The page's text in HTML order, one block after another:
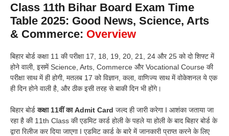
Class 11th Bihar Board Exam Time
Table 2025: Good News, Science, Arts
& Commerce: Overview
बिहार बोर्ड कक्षा 11 की परीक्षा 17, 18, 19, 20, 21, 24 और 25 को दो शिफ्ट में
होने वाली, इसमें Science, Arts, Commerce और Vocational Course की
परीक्षा साथ में ही होगी, मतलब 17 को विज्ञान, कला, वाणिज्य साथ में वोकेशनल ये एक
ही दिन होने वाली है, और ठीक इसी तरह से बाकी दिन भी होंगे।
बिहार बोर्डकक्षा 11वीं का Admit Card जल्द ही जारी करेगा I आशंका जताया जा
रहा है की 11th Class की एडमिट कार्ड होली के पहले या होली के बाद बिहार बोर्ड के
द्वारा रिलीज कर दिया जाएगा I एडमिट कार्ड के बारे में जानकारी प्राप्त करने के लिए